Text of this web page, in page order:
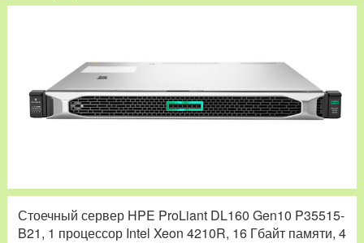
Стоечный сервер HPE ProLiant DL160 Gen10 P35515-
B21, 1 процессор Intel Xeon 4210R, 16 Гбайт памяти, 4